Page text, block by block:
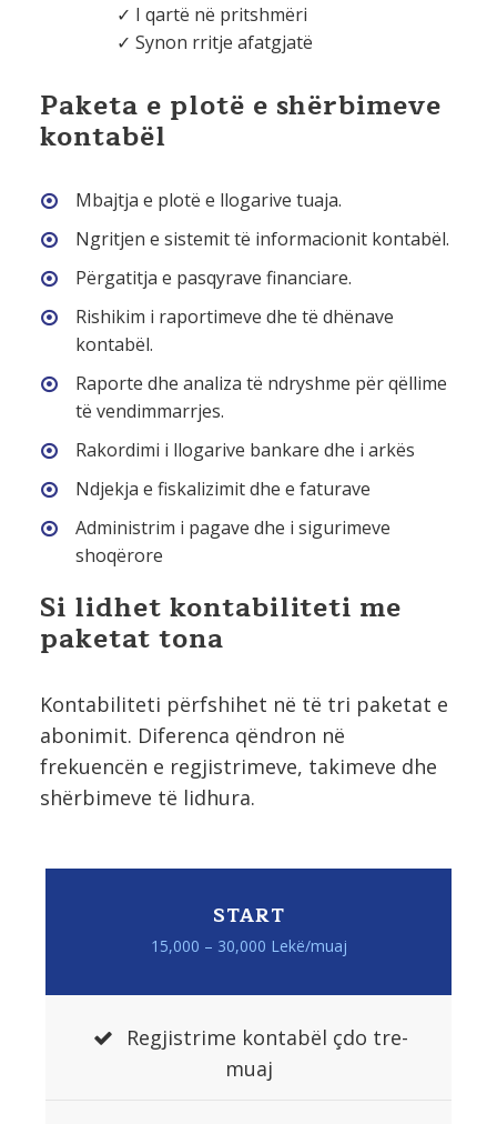
✓ I qartë në pritshmëri
✓ Synon rritje afatgjatë
Paketa e plotë e shërbimeve
kontabël
Mbajtja e plotë e llogarive tuaja.
Ngritjen e sistemit të informacionit kontabël.
Përgatitja e pasqyrave financiare.
Rishikim i raportimeve dhe të dhënave
kontabël.
Raporte dhe analiza të ndryshme për qëllime
të vendimmarrjes.
Rakordimi i llogarive bankare dhe i arkës
Ndjekja e fiskalizimit dhe e faturave
Administrim i pagave dhe i sigurimeve
shoqërore
Si lidhet kontabiliteti me
paketat tona
Kontabiliteti përfshihet në të tri paketat e
abonimit. Diferenca qëndron në
frekuencën e regjistrimeve, takimeve dhe
shërbimeve të lidhura.
START
15,000 – 30,000 Lekë/muaj
Regjistrime kontabël çdo tre-
muaj